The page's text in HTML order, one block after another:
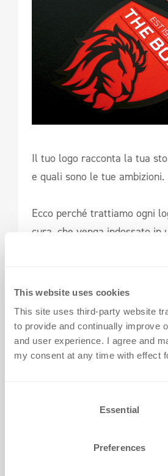
This website uses cookies
This site uses third-party website
to provide and continually improve
and user experience. I agree and
my consent at any time with effect
Essential
Preferences
Il tuo logo racconta la tua
e quali sono le tue ambizioni.
Ecco perché trattiamo ogni
cura, che venga indossato in
Domande Frequenti